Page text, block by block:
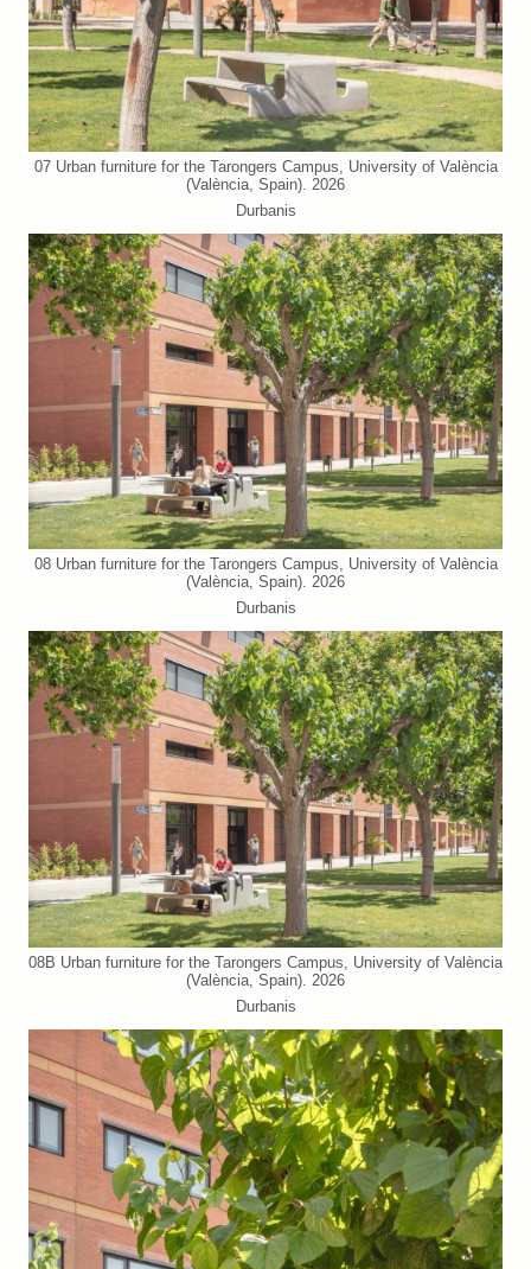
07 Urban furniture for the Tarongers Campus, University of València
(València, Spain). 2026
Durbanis
08 Urban furniture for the Tarongers Campus, University of València
(València, Spain). 2026
Durbanis
08B Urban furniture for the Tarongers Campus, University of València
(València, Spain). 2026
Durbanis